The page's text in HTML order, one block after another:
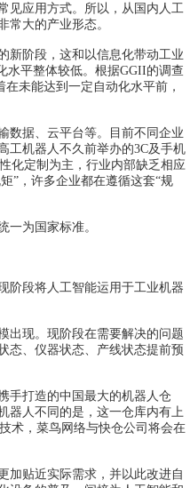
见应用方式。所以，从国内人工
大的产业形态。
阶段，这和以信息化带动工业
水平整体较低。根据GGII的调查
未能达到一定自动化水平前，
据、云平台等。目前不同企业
工机器人不久前举办的3C及手机
化定制为主，行业内部缺乏相应
”，许多企业都在遵循这套“规
为国家标准。
段将人工智能运用于工业机器
现。现阶段在需要解决的问题
态、仪器状态、产线状态提前预
打造的中国最大的机器人仓
器人不同的是，这一仓库内有上
术，菜鸟网络与快仓公司将会在
贴近实际需求，并以此改进自